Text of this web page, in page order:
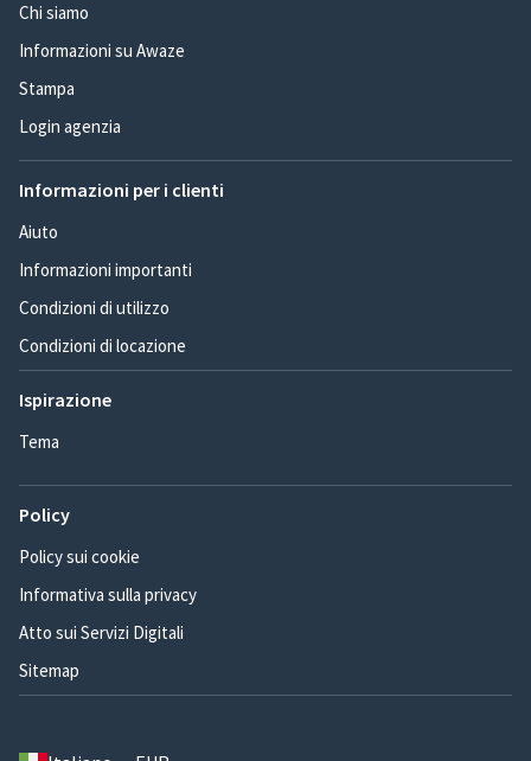
Chi siamo
Informazioni su Awaze
Stampa
Login agenzia
Informazioni per i clienti
Aiuto
Informazioni importanti
Condizioni di utilizzo
Condizioni di locazione
Ispirazione
Tema
Policy
Policy sui cookie
Informativa sulla privacy
Atto sui Servizi Digitali
Sitemap